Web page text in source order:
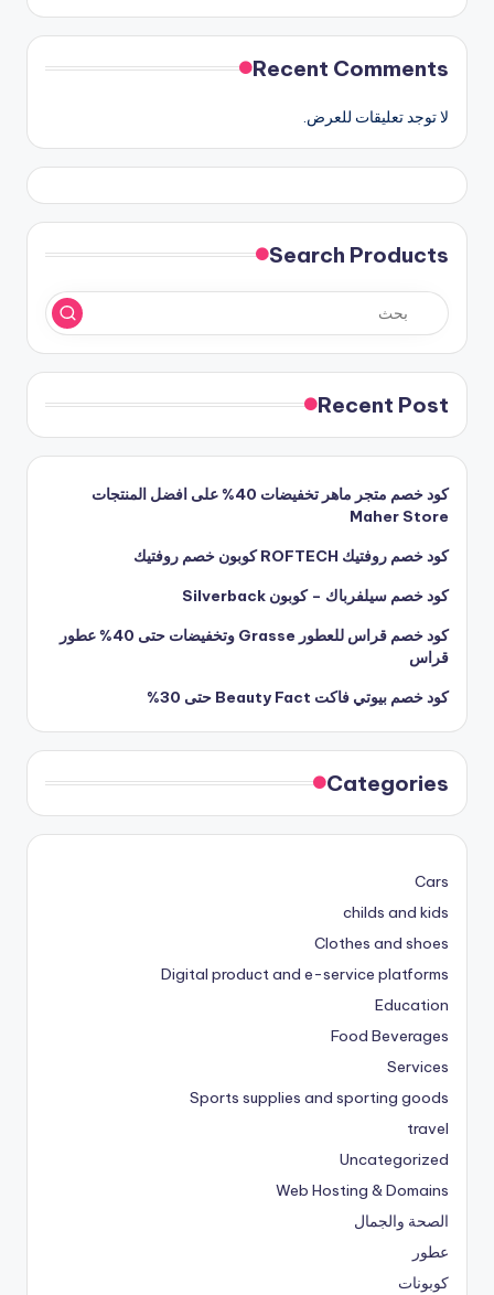
Recent Comments
لا توجد تعليقات للعرض.
Search Products
Recent Post
كود خصم متجر ماهر تخفيضات 40% على افضل المنتجات
Maher Store
كود خصم روفتيك ROFTECH كوبون خصم روفتيك
كود خصم سيلفرباك – كوبون Silverback
كود خصم قراس للعطور Grasse وتخفيضات حتى 40% عطور
قراس
كود خصم بيوتي فاكت Beauty Fact حتى 30%
Categories
Cars
childs and kids
Clothes and shoes
Digital product and e-service platforms
Education
Food Beverages
Services
Sports supplies and sporting goods
travel
Uncategorized
Web Hosting & Domains
الصحة والجمال
عطور
كوبونات